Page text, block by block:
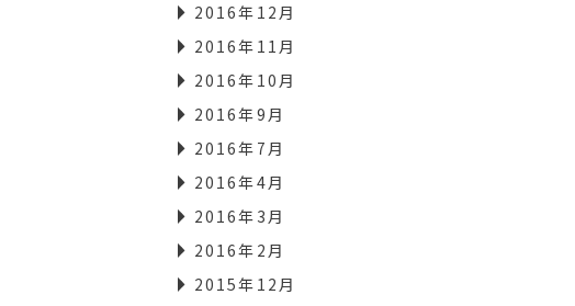
2016年12月
2016年11月
2016年10月
2016年9月
2016年7月
2016年4月
2016年3月
2016年2月
2015年12月